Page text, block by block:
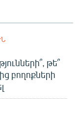
թե՞
բողոքների